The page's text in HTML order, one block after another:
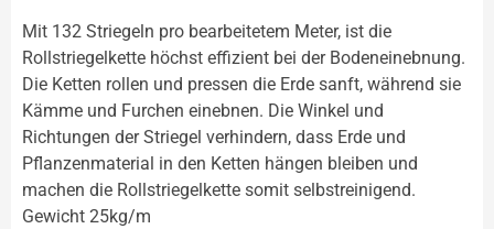
Mit 132 Striegeln pro bearbeitetem Meter, ist die
Rollstriegelkette höchst effizient bei der Bodeneinebnung.
Die Ketten rollen und pressen die Erde sanft, während sie
Kämme und Furchen einebnen. Die Winkel und
Richtungen der Striegel verhindern, dass Erde und
Pflanzenmaterial in den Ketten hängen bleiben und
machen die Rollstriegelkette somit selbstreinigend.
Gewicht 25kg/m